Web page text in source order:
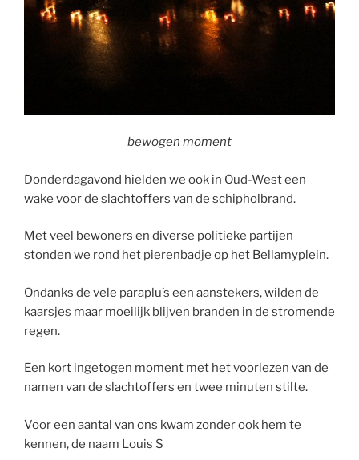
bewogen moment
Donderdagavond hielden we ook in Oud-West een
wake voor de slachtoffers van de schipholbrand.
Met veel bewoners en diverse politieke partijen
stonden we rond het pierenbadje op het Bellamyplein.
Ondanks de vele paraplu’s een aanstekers, wilden de
kaarsjes maar moeilijk blijven branden in de stromende
regen.
Een kort ingetogen moment met het voorlezen van de
namen van de slachtoffers en twee minuten stilte.
Voor een aantal van ons kwam zonder ook hem te
kennen, de naam Louis S